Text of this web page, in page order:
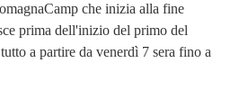
che inizia alla fine
prima dell'inizio del primo del
a partire da venerdì 7 sera fino a